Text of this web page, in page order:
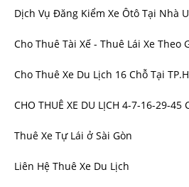
Dịch Vụ Đăng Kiểm Xe Ôtô Tại Nhà
Cho Thuê Tài Xế - Thuê Lái Xe Theo
Cho Thuê Xe Du Lịch 16 Chỗ Tại
CHO THUÊ XE DU LỊCH 4-7-16-29-45
Thuê Xe Tự Lái ở Sài Gòn
Liên Hệ Thuê Xe Du Lịch